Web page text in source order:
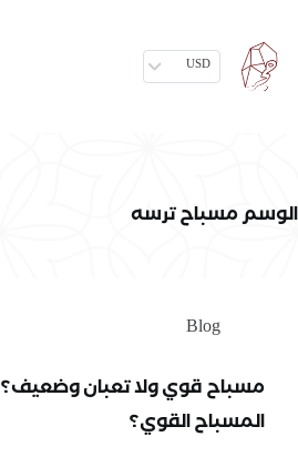
USD
الوسممسباح ترسه
Blog
مسباح قوي ولا تعبان
المسباح القوي؟